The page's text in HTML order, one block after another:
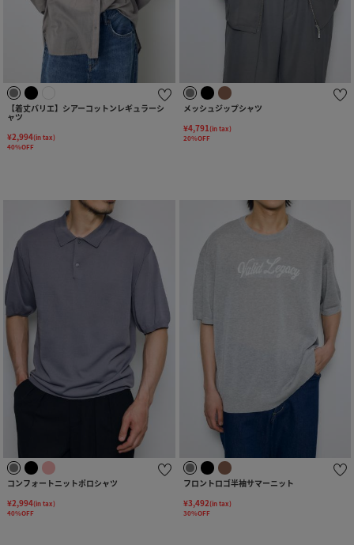
【着丈バリエ】シアーコットンレギュラーシ
ャツ
¥2,994(in tax)
40%OFF
メッシュジップシャツ
¥4,791(in tax)
20%OFF
コンフォートニットポロシャツ
¥2,994(in tax)
40%OFF
フロントロゴ半袖サマーニット
¥3,492(in tax)
30%OFF